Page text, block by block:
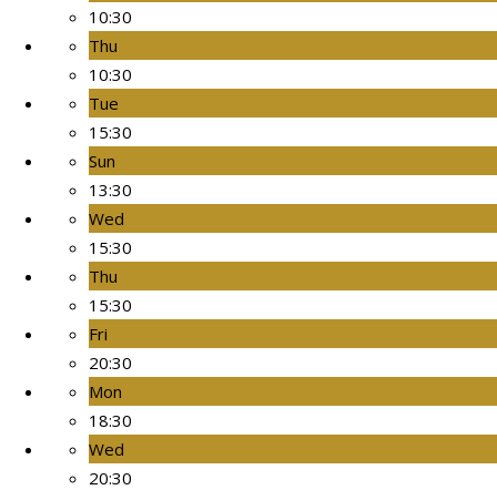
10:30
Thu
10:30
Tue
15:30
Sun
13:30
Wed
15:30
Thu
15:30
Fri
20:30
Mon
18:30
Wed
20:30